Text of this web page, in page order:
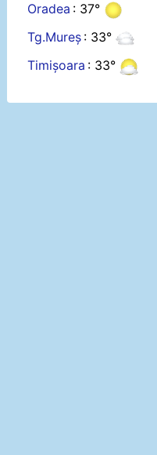
Oradea : 37°
Tg.Mureș : 33°
Timișoara : 33°